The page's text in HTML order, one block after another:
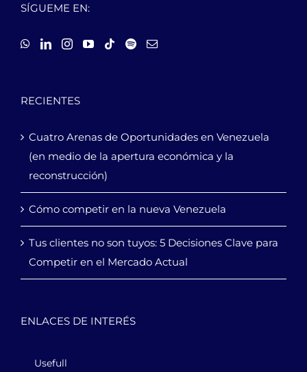
SÍGUEME EN:
RECIENTES
Cuatro Arenas de Oportunidades en Venezuela
(en medio de la apertura económica y la
reconstrucción)
Cómo competir en la nueva Venezuela
Tus clientes no son tuyos: 5 Decisiones Clave para
Competir en el Mercado Actual
ENLACES DE INTERÉS
Usefull